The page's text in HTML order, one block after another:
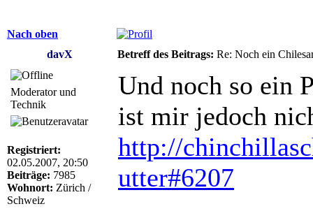
Nach oben
davX
Betreff des Beitrags: Re: Noch ein
Moderator und
Technik
Registriert:
02.05.2007, 20:50
Beiträge: 7985
Wohnort: Zürich /
Schweiz
Und noch so ein
ist mir jedoch
http://
utter#6207